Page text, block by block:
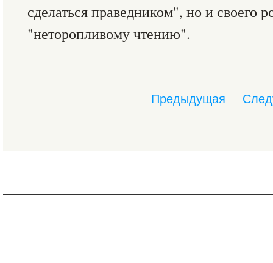
сделаться праведником", но и своего
"неторопливому чтению".
Предыдущая